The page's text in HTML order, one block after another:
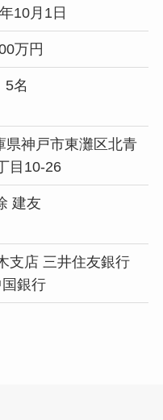
10月1日
万円
5名
県神戸市東灘区北青
目10-26
建友
支店 三井住友銀行
国銀行